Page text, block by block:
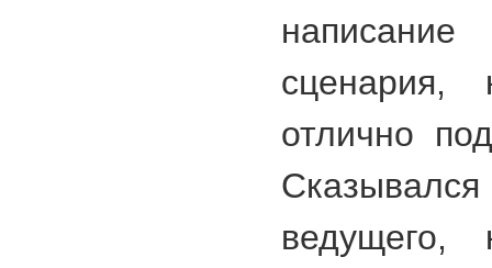
сценария,
отлично
ведущего,